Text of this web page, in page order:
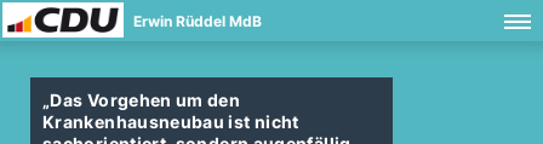
Erwin Rüddel MdB
Das Vorgehen um den
Krankenhausneubau ist nicht